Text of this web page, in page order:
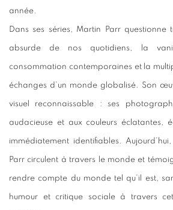
année.
Dans ses séries, Martin Parr
absurde de nos quotidiens, la
consommation contemporaines et la
échanges d’un monde globalisé. Son
visuel reconnaissable : ses
audacieuse et aux couleurs éclatantes,
immédiatement identifiables.
Parr circulent à travers le monde et
rendre compte du monde tel qu’il est,
humour et critique sociale à travers